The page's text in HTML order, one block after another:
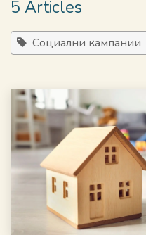
5 Articles
Социални кампании